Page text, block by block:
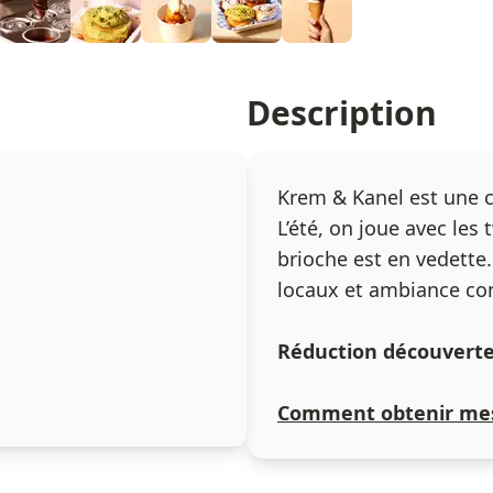
Description
Krem & Kanel est une
L’été, on joue avec
brioche est en
locaux et ambiance
Réduction
Comment obtenir